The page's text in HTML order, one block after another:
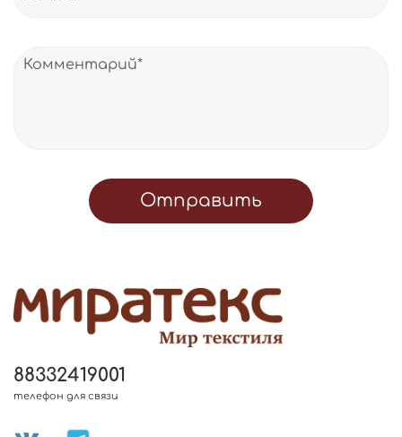
Отправить
88332419001
телефон для связи